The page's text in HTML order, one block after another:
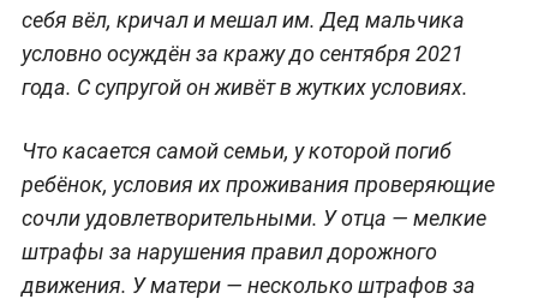
себя вёл, кричал и мешал им. Дед мальчика
условно осуждён за кражу до сентября 2021
года. С супругой он живёт в жутких условиях.
Что касается самой семьи, у которой погиб
ребёнок, условия их проживания проверяющие
сочли удовлетворительными. У отца — мелкие
штрафы за нарушения правил дорожного
движения. У матери — несколько штрафов за